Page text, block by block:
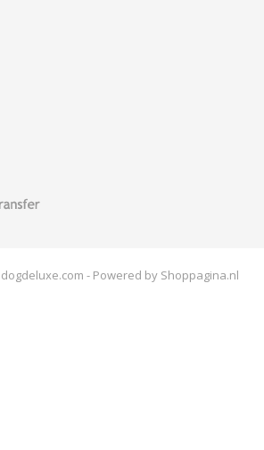
- Powered by Shoppagina.nl